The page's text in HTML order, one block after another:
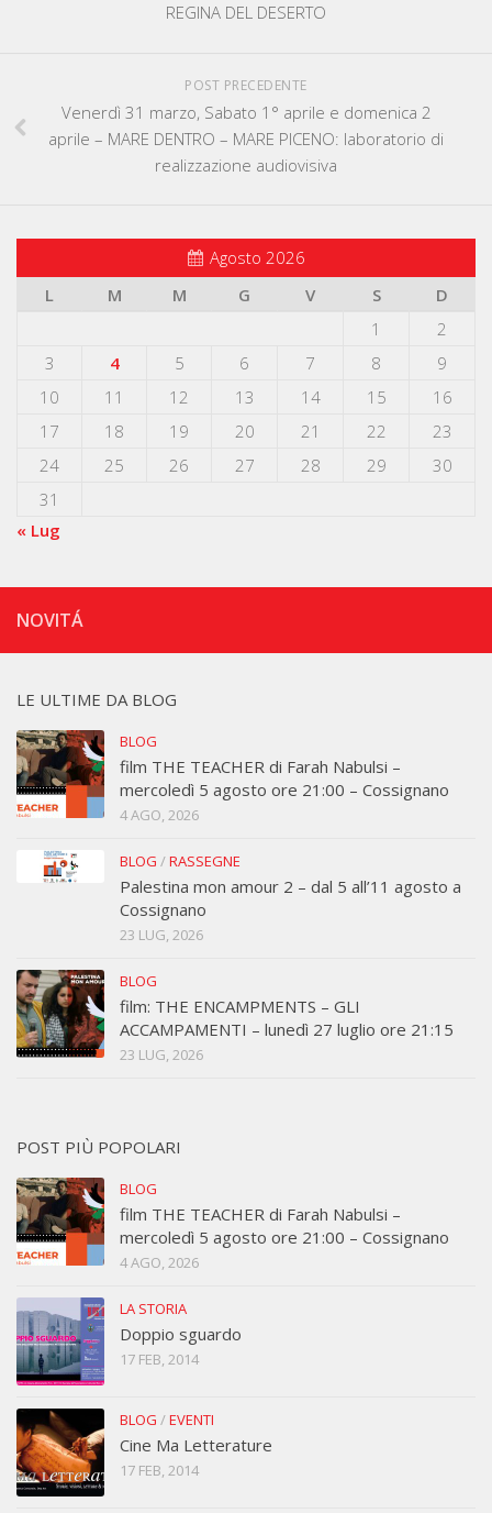
REGINA DEL DESERTO
POST PRECEDENTE
Venerdì 31 marzo, Sabato 1° aprile e domenica 2
aprile – MARE DENTRO – MARE PICENO: laboratorio di
realizzazione audiovisiva
Agosto 2026
L
M M G V S
D
1
2
3
4 5 6 7 8
9
10
11 12 13 14 15
16
17
18 19 20 21 22
23
24
25 26 27 28 29
30
31
« Lug
NOVITÁ
LE ULTIME DA BLOG
BLOG
film THE TEACHER di Farah Nabulsi –
mercoledì 5 agosto ore 21:00 – Cossignano
4 AGO, 2026
BLOG /RASSEGNE
Palestina mon amour 2 – dal 5 all’11 agosto a
Cossignano
23 LUG, 2026
BLOG
film: THE ENCAMPMENTS – GLI
ACCAMPAMENTI – lunedì 27 luglio ore 21:15
23 LUG, 2026
POST PIÙ POPOLARI
BLOG
film THE TEACHER di Farah Nabulsi –
mercoledì 5 agosto ore 21:00 – Cossignano
4 AGO, 2026
LA STORIA
Doppio sguardo
17 FEB, 2014
BLOG /EVENTI
Cine Ma Letterature
17 FEB, 2014